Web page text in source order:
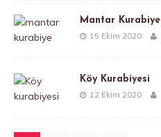
Mantar Kurabiye
15 Ekim 2020
Köy Kurabiyesi
12 Ekim 2020